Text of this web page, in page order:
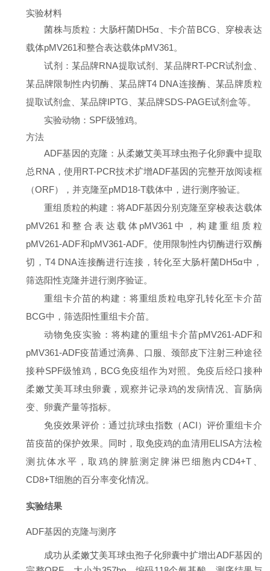
实验材料
菌株与质粒 ：大肠杆菌DH5α、卡介苗BCG、穿梭表达
载体pMV261和整合表达载体pMV361。
试剂 ：某品牌RNA提取试剂、某品牌RT-PCR试剂盒、
某品牌限制性内切酶、某品牌T4 DNA连接酶、某品牌质粒
提取试剂盒、某品牌IPTG、某品牌SDS-PAGE试剂盒等。
实验动物 ：SPF级雏鸡。
方法
ADF基因的克隆 ：从柔嫩艾美耳球虫孢子化卵囊中提取
总RNA，使用RT-PCR技术扩增ADF基因的完整开放阅读框
（ORF），并克隆至pMD18-T载体中，进行测序验证。
重组质粒的构建 ：将ADF基因分别克隆至穿梭表达载体
pMV261和整合表达载体pMV361中，构建重组质粒
pMV261-ADF和pMV361-ADF。使用限制性内切酶进行双酶
切，T4 DNA连接酶进行连接，转化至大肠杆菌DH5α中，
筛选阳性克隆并进行测序验证。
重组卡介苗的构建 ：将重组质粒电穿孔转化至卡介苗
BCG中，筛选阳性重组卡介苗。
动物免疫实验 ：将构建的重组卡介苗pMV261-ADF和
pMV361-ADF疫苗通过滴鼻、口服、颈部皮下注射三种途径
接种SPF级雏鸡，BCG免疫组作为对照。免疫后经口接种
柔嫩艾美耳球虫卵囊，观察并记录鸡的发病情况、盲肠病
变、卵囊产量等指标。
免疫效果评价 ：通过抗球虫指数（ACI）评价重组卡介
苗疫苗的保护效果。同时，取免疫鸡的血清用ELISA方法检
测抗体水平，取鸡的脾脏测定脾淋巴细胞内CD4+T、
CD8+T细胞的百分率变化情况。
实验结果
ADF基因的克隆与测序
成功从柔嫩艾美耳球虫孢子化卵囊中扩增出ADF基因的